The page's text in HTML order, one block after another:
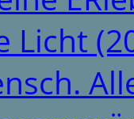
Licht